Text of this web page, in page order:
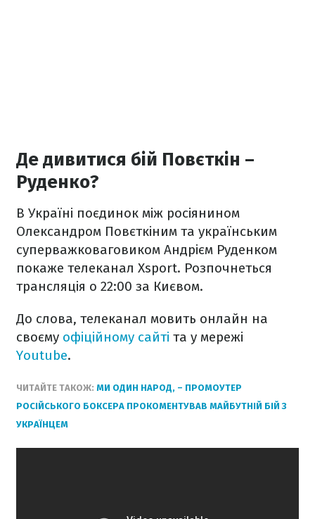
Де дивитися бій Повєткін –
Руденко?
В Україні поєдинок між росіянином
Олександром Повєткіним та українським
суперважковаговиком Андрієм Руденком
покаже телеканал Xsport. Розпочнеться
трансляція о 22:00 за Києвом.
До слова, телеканал мовить онлайн на
своєму офіційному сайті та у мережі
Youtube.
ЧИТАЙТЕ ТАКОЖ: МИ ОДИН НАРОД, – ПРОМОУТЕР
РОСІЙСЬКОГО БОКСЕРА ПРОКОМЕНТУВАВ МАЙБУТНІЙ БІЙ З
УКРАЇНЦЕМ